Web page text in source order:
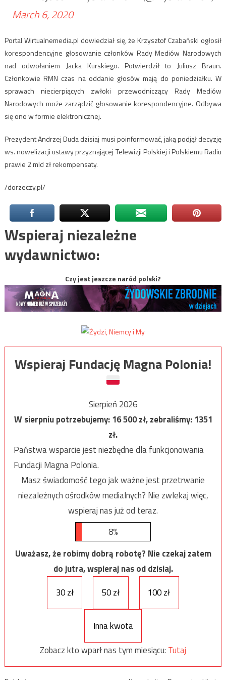
March 6, 2020
Portal Wirtualnemedia.pl dowiedział się, że Krzysztof Czabański ogłosił
korespondencyjne głosowanie członków Rady Mediów Narodowych
nad odwołaniem Jacka Kurskiego. Potwierdził to Juliusz Braun.
Członkowie RMN czas na oddanie głosów mają do poniedziałku. W
sprawach niecierpiących zwłoki przewodniczący Rady Mediów
Narodowych może zarządzić głosowanie korespondencyjne. Odbywa
się ono w formie elektronicznej.
Prezydent Andrzej Duda dzisiaj musi poinformować, jaką podjął decyzję
ws. nowelizacji ustawy przyznającej Telewizji Polskiej i Polskiemu Radiu
prawie 2 mld zł rekompensaty.
/dorzeczy.pl/
Wspieraj niezależne
wydawnictwo:
Czy jest jeszcze naród polski?
Wspieraj Fundację Magna Polonia!
Sierpień 2026
W sierpniu potrzebujemy:16 500zł, zebraliśmy:1351
zł.
Państwa wsparcie jest niezbędne dla funkcjonowania
Fundacji Magna Polonia.
Masz świadomość tego jak ważne jest przetrwanie
niezależnych ośrodków medialnych? Nie zwlekaj więc,
wspieraj nas już od teraz.
8%
Uważasz, że robimy dobrą robotę? Nie czekaj zatem
do jutra, wspieraj nas od dzisiaj.
30 zł
50 zł 100 zł
Inna kwota
Zobacz kto wparł nas tym miesiącu: Tutaj